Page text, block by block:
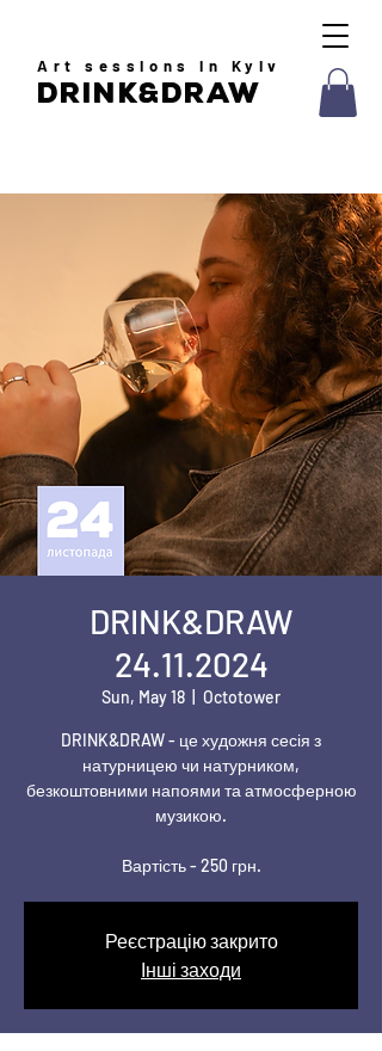
drink&draw
Artsessions in Kyiv
DRINK&DRAW
24.11.2024
Sun, May 18 Octotower
DRINK&DRAW - це художня сесія з
натурницею чи натурником,
безкоштовними напоями та атмосферною
музикою.
Вартість - 250 грн.
Реєстрацію закрито
Інші заходи